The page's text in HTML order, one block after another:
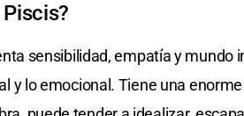
sensibilidad, empatía y mundo
y lo emocional. Tiene una